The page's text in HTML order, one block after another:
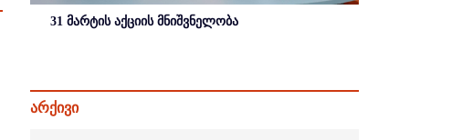
31 მარტის აქციის მნიშვნელობა
არქივი